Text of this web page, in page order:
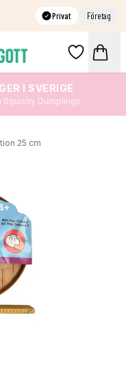
Privat Företag
I SVERIGE
Dumplings
25 cm